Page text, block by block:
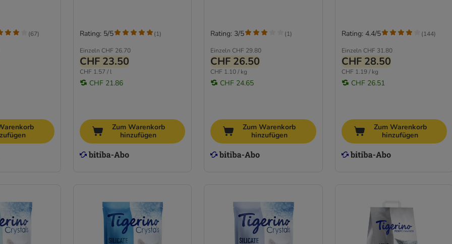
(67)
Einzeln CHF 26.70
CHF 23.50
CHF 1.57 / l
CHF 21.86
Rating: 5/5 (1)
Zum Warenkorb
hinzufügen
Einzeln CHF 29.80
CHF 26.50
CHF 1.10 / kg
CHF 24.65
Rating: 3/5 (1)
Zum Warenkorb
hinzufügen
Einzeln CHF 31.80
CHF 28.50
CHF 1.19 / kg
CHF 26.51
Rating: 4.4/5 (144)
Zum Warenkorb
hinzufügen